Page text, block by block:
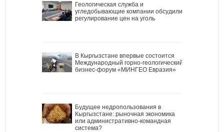
Геологическая служба и
угледобывающие компании обсудили
регулирование цен на уголь
В Кыргызстане впервые состоится
Международный горно-геологический
бизнес-форум «МИНГЕО Евразия»
Будущее недропользования в
Кыргызстане: рыночная экономика
или административно-командная
система?